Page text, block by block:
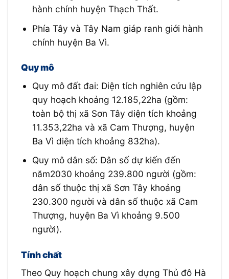
hành chính huyện Thạch Thất.
Phía Tây và Tây Nam giáp ranh giới hành
chính huyện Ba Vì.
Quy mô
Quy mô đất đai: Diện tích nghiên cứu lập
quy hoạch khoảng 12.185,22ha (gồm:
toàn bộ thị xã Sơn Tây diện tích khoảng
11.353,22ha và xã Cam Thượng, huyện
Ba Vì diện tích khoảng 832ha).
Quy mô dân số: Dân số dự kiến đến
năm2030 khoảng 239.800 người (gồm:
dân số thuộc thị xã Sơn Tây khoảng
230.300 người và dân số thuộc xã Cam
Thượng, huyện Ba Vì khoảng 9.500
người).
Tính chất
Theo Quy hoạch chung xây dựng Thủ đô Hà